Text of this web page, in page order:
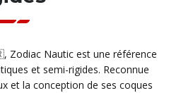
Zodiac Nautic est une référence
et semi-rigides. Reconnue
et la conception de ses coques